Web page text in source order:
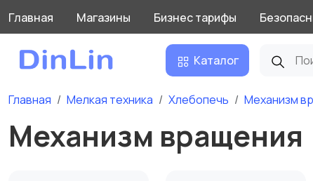
Главная Магазины Бизнес тарифы
Каталог
Главная Мелкая техника Хлебопечь Механизм
Механизм вращения